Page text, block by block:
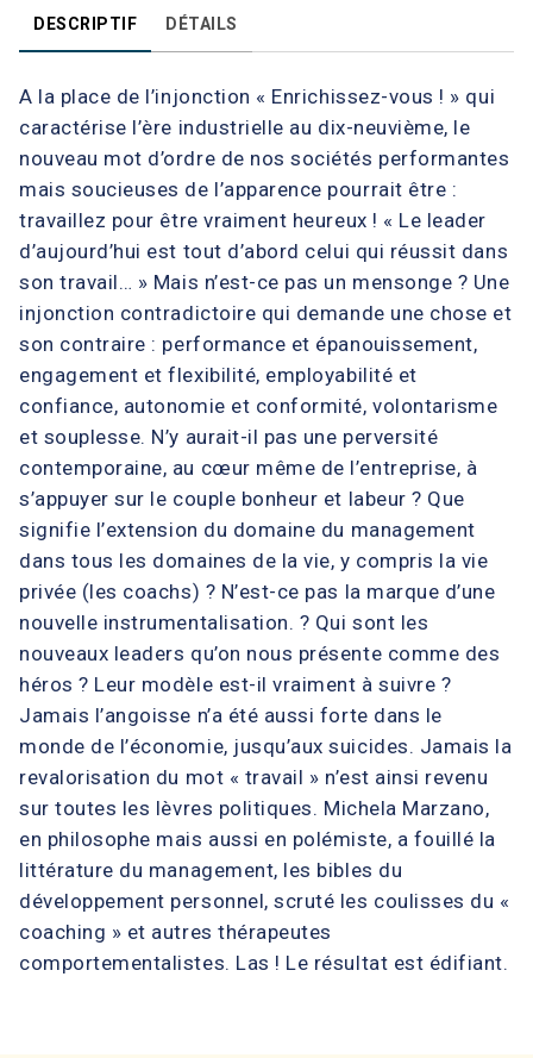
DESCRIPTIF DÉTAILS
A la place de l’injonction « Enrichissez-vous ! » qui
caractérise l’ère industrielle au dix-neuvième, le
nouveau mot d’ordre de nos sociétés performantes
mais soucieuses de l’apparence pourrait être :
travaillez pour être vraiment heureux ! « Le leader
d’aujourd’hui est tout d’abord celui qui réussit dans
son travail… » Mais n’est-ce pas un mensonge ? Une
injonction contradictoire qui demande une chose et
son contraire : performance et épanouissement,
engagement et flexibilité, employabilité et
confiance, autonomie et conformité, volontarisme
et souplesse. N’y aurait-il pas une perversité
contemporaine, au cœur même de l’entreprise, à
s’appuyer sur le couple bonheur et labeur ? Que
signifie l’extension du domaine du management
dans tous les domaines de la vie, y compris la vie
privée (les coachs) ? N’est-ce pas la marque d’une
nouvelle instrumentalisation. ? Qui sont les
nouveaux leaders qu’on nous présente comme des
héros ? Leur modèle est-il vraiment à suivre ?
Jamais l’angoisse n’a été aussi forte dans le
monde de l’économie, jusqu’aux suicides. Jamais la
revalorisation du mot « travail » n’est ainsi revenu
sur toutes les lèvres politiques. Michela Marzano,
en philosophe mais aussi en polémiste, a fouillé la
littérature du management, les bibles du
développement personnel, scruté les coulisses du «
coaching » et autres thérapeutes
comportementalistes. Las ! Le résultat est édifiant.